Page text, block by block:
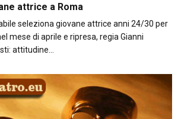
attrice a Roma
seleziona giovane attrice anni 24/30 per
mese di aprile e ripresa, regia Gianni
attitudine…